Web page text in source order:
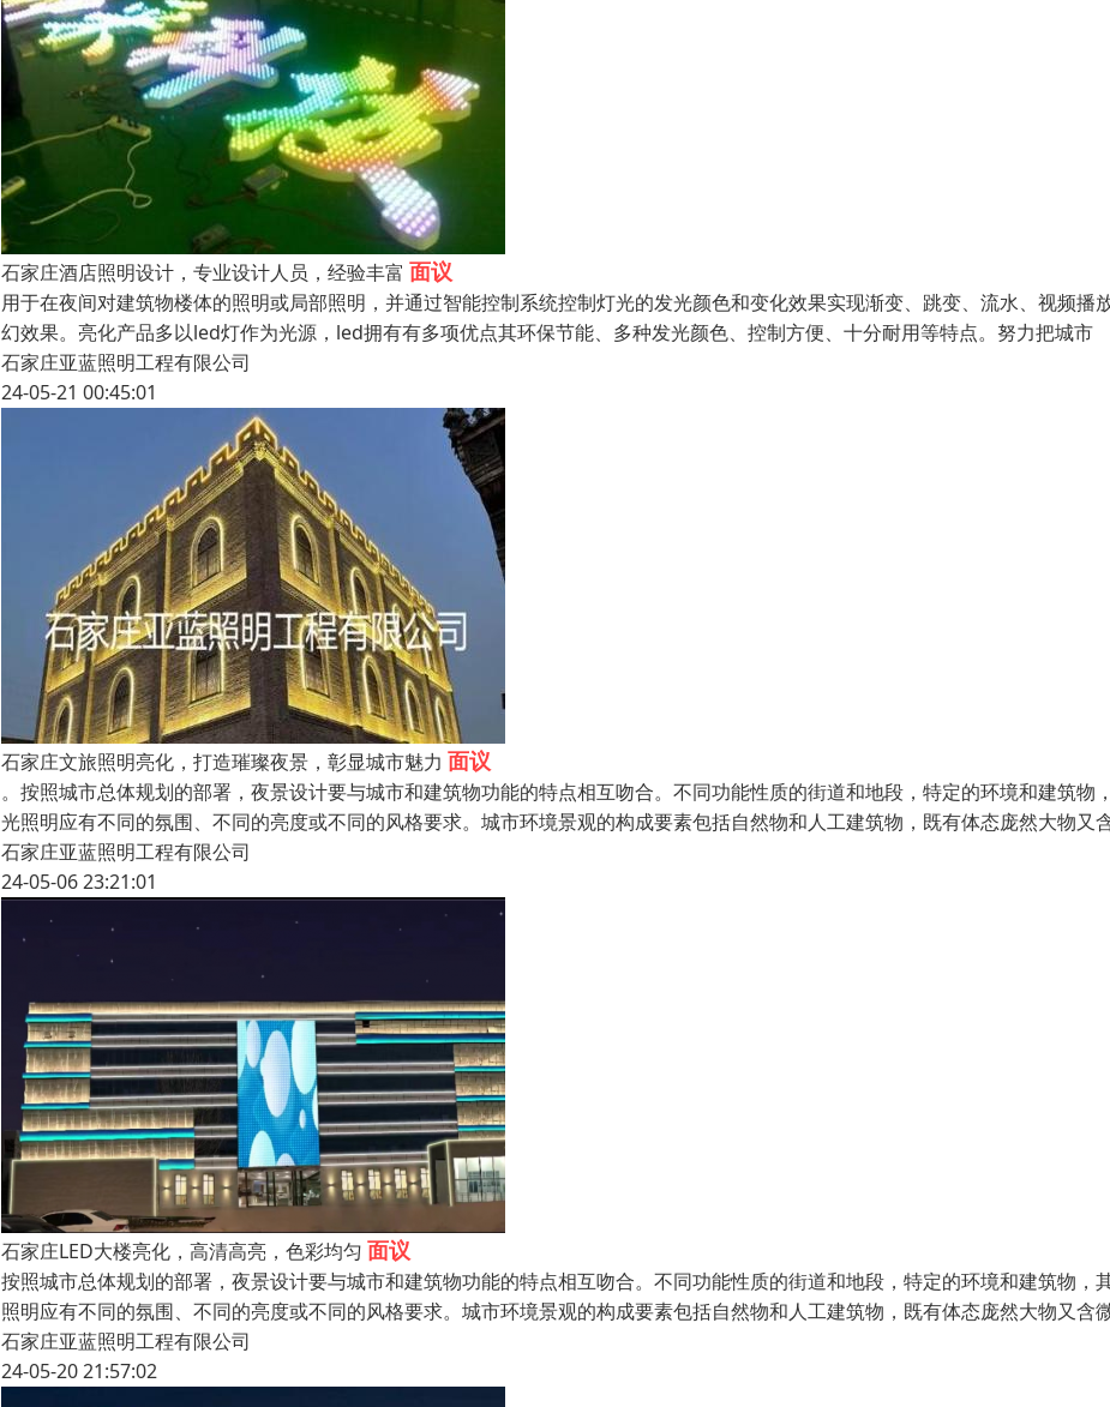
石家庄酒店照明设计，专业设计人员，经验丰富 面议
用于在夜间对建筑物楼体的照明或局部照明，并通过智能控制系统控制灯光的发光颜色和变化效果实现渐变、跳变、流水、视频播
幻效果。亮化产品多以led灯作为光源，led拥有有多项优点其环保节能、多种发光颜色、控制方便、十分耐用等特点。努力把城市
石家庄亚蓝照明工程有限公司
24-05-21 00:45:01
石家庄文旅照明亮化，打造璀璨夜景，彰显城市魅力 面议
。按照城市总体规划的部署，夜景设计要与城市和建筑物功能的特点相互吻合。不同功能性质的街道和地段，特定的环境和建筑物
光照明应有不同的氛围、不同的亮度或不同的风格要求。城市环境景观的构成要素包括自然物和人工建筑物，既有体态庞然大物又
石家庄亚蓝照明工程有限公司
24-05-06 23:21:01
石家庄LED大楼亮化，高清高亮，色彩均匀 面议
按照城市总体规划的部署，夜景设计要与城市和建筑物功能的特点相互吻合。不同功能性质的街道和地段，特定的环境和建筑物，
照明应有不同的氛围、不同的亮度或不同的风格要求。城市环境景观的构成要素包括自然物和人工建筑物，既有体态庞然大物又含
石家庄亚蓝照明工程有限公司
24-05-20 21:57:02